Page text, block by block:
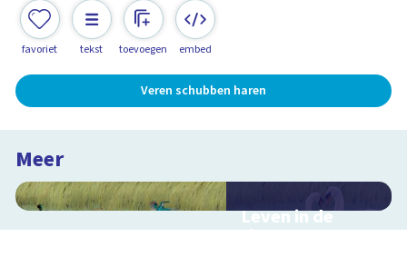
favoriet tekst toevoegen embed
Veren schubben haren
Meer
Leven in de
sloot